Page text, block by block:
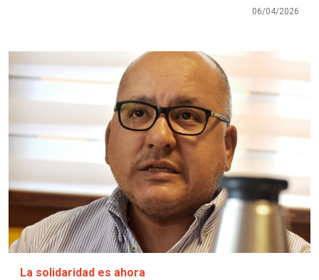
06/04/2026
Imagen
La solidaridad es ahora